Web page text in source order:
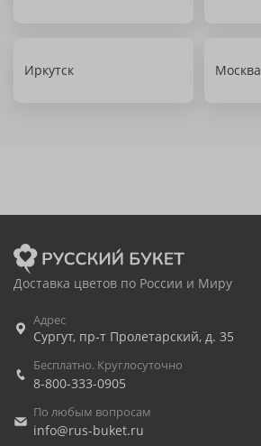
Иркутск Москва
Доставка цветов по России и Миру
Адрес
Сургут, пр-т Пролетарский, д. 35
Бесплатно. Круглосуточно
8-800-333-0905
По любым вопросам
info@rus-buket.ru